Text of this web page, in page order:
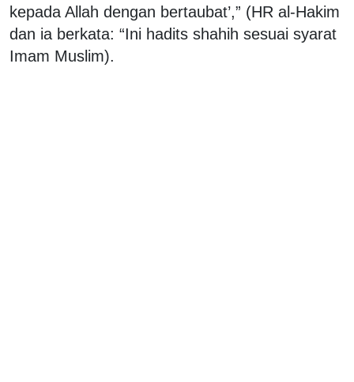
kepada Allah dengan bertaubat’,” (HR al-Hakim
dan ia berkata: “Ini hadits shahih sesuai syarat
Imam Muslim).